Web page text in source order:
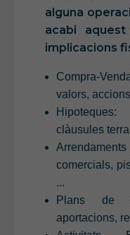
alguna
acabi aquest
implicacions
Compra-
valors,
clàusules
comercials,
...
Plans de
aportacions,